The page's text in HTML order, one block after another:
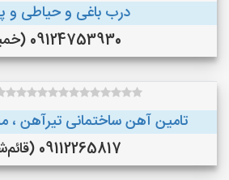
درب باغی و حیاطی و
09124753930 (خمین )
تامین آهن ساختمانی تیرآهن ،
09112265817 (قائم‌شهر )